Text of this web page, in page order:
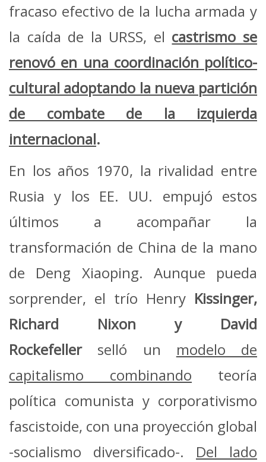
fracaso efectivo de la lucha armada y
la caída de la URSS, el castrismo se
renovó en una coordinación político-
cultural adoptando la nueva partición
de combate de la izquierda
internacional.
En los años 1970, la rivalidad entre
Rusia y los EE. UU. empujó estos
últimos a acompañar la
transformación de China de la mano
de Deng Xiaoping. Aunque pueda
sorprender, el trío Henry Kissinger,
Richard Nixon y David
Rockefellerselló un modelo de
capitalismo combinando teoría
política comunista y corporativismo
fascistoide, con una proyección global
-socialismo diversificado-. Del lado